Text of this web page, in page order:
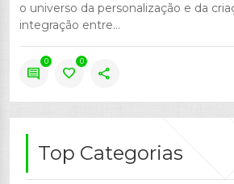
o universo da personalização e da
integração entre...
comment
0
favorite
0
share
Top Categorias